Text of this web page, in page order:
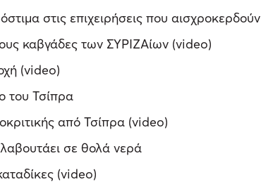
στις επιχειρήσεις που αισχροκερδούν
καβγάδες των ΣΥΡΙΖΑίων (video)
(video)
του Τσίπρα
από Τσίπρα (video)
σε θολά νερά
(video)